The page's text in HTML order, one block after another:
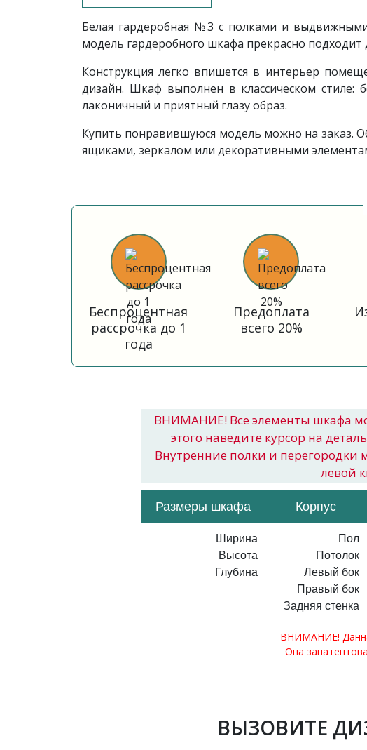
Белая гардеробная №3 с полками и
модель гардеробного шкафа прекрасно
Конструкция легко впишется в интерьер
дизайн. Шкаф выполнен в классическом стиле:
лаконичный и приятный глазу образ.
Купить понравившуюся модель можно на заказ.
ящиками, зеркалом или декоративными
Беспроцентная
рассрочка до 1
года
Предоплата
всего 20%
ВНИМАНИЕ! Все элементы шкафа
этого наведите курсор на
Внутренние полки и
левой
Размеры шкафа Корпус
Ширина
Высота
Глубина
Пол
Потолок
Левый бок
Правый бок
Задняя стенка
ВНИМАНИЕ!
Она
ВЫЗОВИТЕ